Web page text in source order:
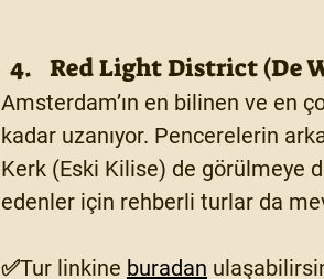
Red Light District (De
Amsterdam’ın en bilinen ve en
kadar uzanıyor. Pencerelerin
Kerk (Eski Kilise) de görülmeye
edenler için rehberli turlar da
✅Tur linkine buradan